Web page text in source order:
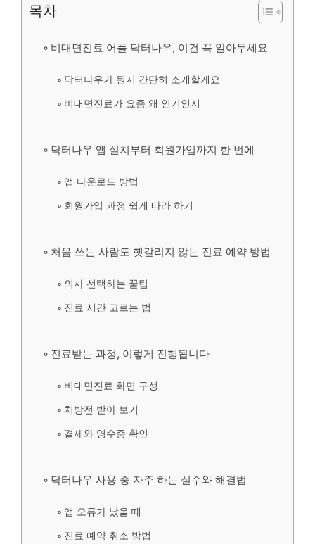
목차
비대면진료 어플 닥터나우, 이건 꼭 알아두세요
닥터나우가 뭔지 간단히 소개할게요
비대면진료가 요즘 왜 인기인지
닥터나우 앱 설치부터 회원가입까지 한 번에
앱 다운로드 방법
회원가입 과정 쉽게 따라 하기
처음 쓰는 사람도 헷갈리지 않는 진료 예약 방법
의사 선택하는 꿀팁
진료 시간 고르는 법
진료받는 과정, 이렇게 진행됩니다
비대면진료 화면 구성
처방전 받아 보기
결제와 영수증 확인
닥터나우 사용 중 자주 하는 실수와 해결법
앱 오류가 났을 때
진료 예약 취소 방법